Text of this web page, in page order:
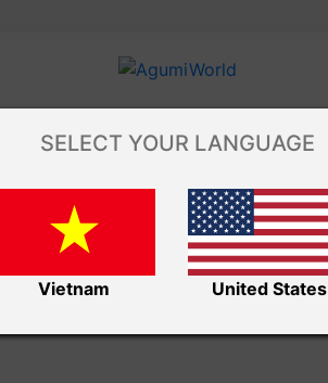
SELECT YOUR LANGUAGE
Vietnam United States